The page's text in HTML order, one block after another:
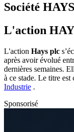
Société
L'action
L'action Hays plc
après avoir évolué
dernières semaines.
à ce stade. Le titre
Industrie .
Sponsorisé